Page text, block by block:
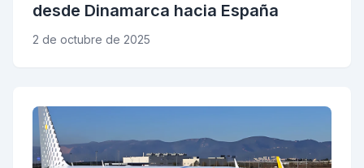
desde Dinamarca hacia España
2 de octubre de 2025